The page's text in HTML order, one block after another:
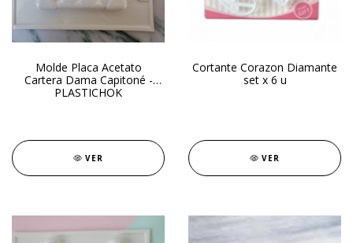
Molde Placa Acetato
Cartera Dama Capitoné -
PLASTICHOK
VER
Cortante Corazon Diamante
set x 6 u
VER